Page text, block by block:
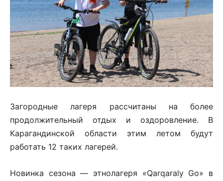
Загородные лагеря рассчитаны на более
продолжительный отдых и оздоровление. В
Карагандинской области этим летом будут
работать 12 таких лагерей.
Новинка сезона — этнолагеря «Qarqaraly Go» в